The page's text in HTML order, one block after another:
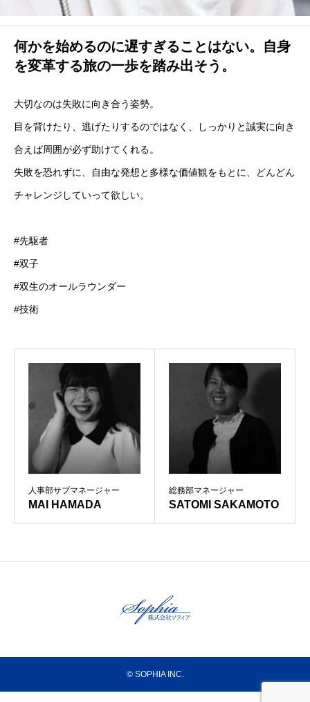
ソフィアについて
ソフィアが手掛ける事業
ソフィアメンバー紹介
ブログ
プライバシーポリシー
何かを始めるのに遅すぎることはない。自身
を変革する旅の一歩を踏み出そう。
大切なのは失敗に向き合う姿勢。
目を背けたり、逃げたりするのではなく、しっかりと誠実に向き
合えば周囲が必ず助けてくれる。
失敗を恐れずに、自由な発想と多様な価値観をもとに、どんどん
チャレンジしていって欲しい。
#先駆者
#双子
#双生のオールラウンダー
#技術
人事部サブマネージャー
MAI HAMADA
総務部マネージャー
SATOMI SAKAMOTO
© SOPHIA INC.